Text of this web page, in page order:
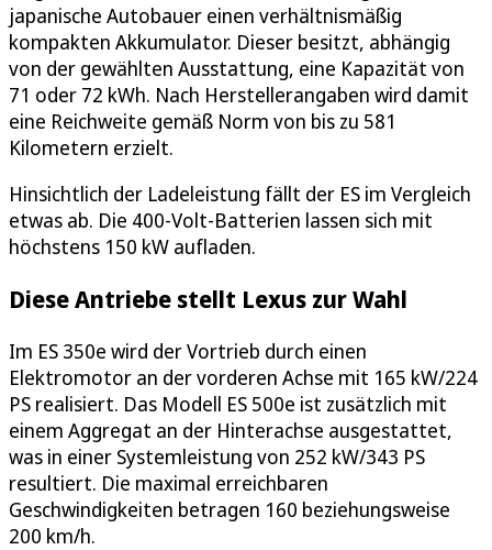
japanische Autobauer einen verhältnismäßig
kompakten Akkumulator. Dieser besitzt, abhängig
von der gewählten Ausstattung, eine Kapazität von
71 oder 72 kWh. Nach Herstellerangaben wird damit
eine Reichweite gemäß Norm von bis zu 581
Kilometern erzielt.
Hinsichtlich der Ladeleistung fällt der ES im Vergleich
etwas ab. Die 400-Volt-Batterien lassen sich mit
höchstens 150 kW aufladen.
Diese Antriebe stellt Lexus zur Wahl
Im ES 350e wird der Vortrieb durch einen
Elektromotor an der vorderen Achse mit 165 kW/224
PS realisiert. Das Modell ES 500e ist zusätzlich mit
einem Aggregat an der Hinterachse ausgestattet,
was in einer Systemleistung von 252 kW/343 PS
resultiert. Die maximal erreichbaren
Geschwindigkeiten betragen 160 beziehungsweise
200 km/h.